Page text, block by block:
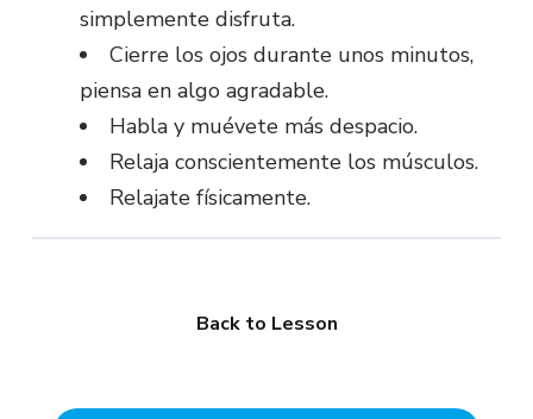
simplemente disfruta.
Cierre los ojos durante unos minutos,
piensa en algo agradable.
Habla y muévete más despacio.
Relaja conscientemente los músculos.
Relajate físicamente.
Back to Lesson